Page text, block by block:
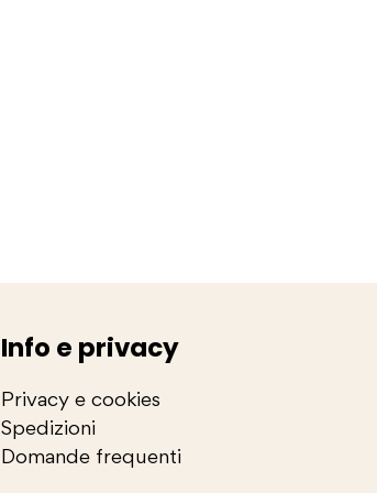
Info e privacy
Privacy e cookies
Spedizioni
Domande frequenti